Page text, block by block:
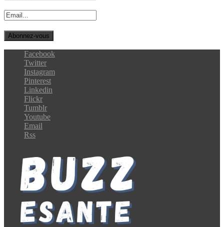
Facebook
Twitter
Instagram
Pinterest
Linkedin
Flickr
Tumblr
Youtube
Email
Rss